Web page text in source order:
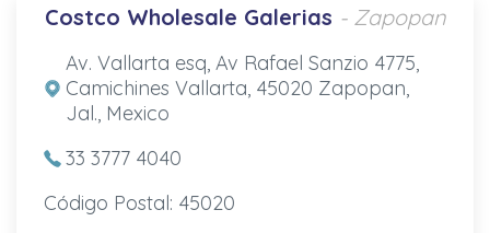
Costco Wholesale Galerias - Zapopan
Av. Vallarta esq, Av Rafael Sanzio 4775,
Camichines Vallarta, 45020 Zapopan,
Jal., Mexico
33 3777 4040
Código Postal: 45020